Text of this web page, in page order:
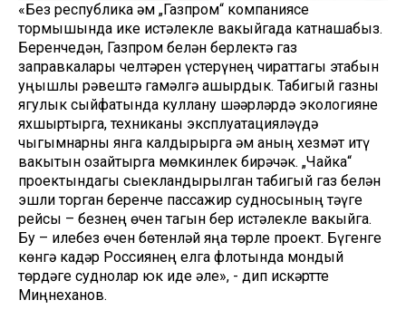
«Без республика һәм „Газпром“ компаниясе
тормышында ике истәлекле вакыйгада катнашабыз.
Беренчедән, Газпром белән берлектә газ
заправкалары челтәрен үстерүнең чираттагы этабын
уңышлы рәвештә гамәлгә ашырдык. Табигый газны
ягулык сыйфатында куллану шәһәрләрдә экологияне
яхшыртырга, техниканы эксплуатацияләүдә
чыгымнарны янга калдырырга һәм аның хезмәт итү
вакытын озайтырга мөмкинлек бирәчәк. „Чайка“
проектындагы сыекландырылган табигый газ белән
эшли торган беренче пассажир судносының тәүге
рейсы – безнең өчен тагын бер истәлекле вакыйга.
Бу – илебез өчен бөтенләй яңа төрле проект. Бүгенге
көнгә кадәр Россиянең елга флотында мондый
төрдәге суднолар юк иде әле», - дип искәртте
Миңнеханов.